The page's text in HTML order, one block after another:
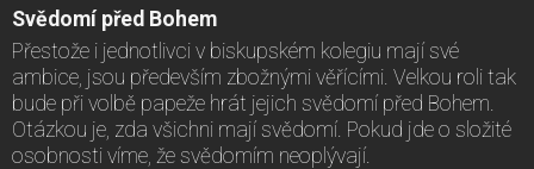
Svědomí před Bohem
Přestože i jednotlivci v biskupském kolegiu mají své
ambice, jsou především zbožnými věřícími. Velkou roli tak
bude při volbě papeže hrát jejich svědomí před Bohem.
Otázkou je, zda všichni mají svědomí. Pokud jde o složité
osobnosti víme, že svědomím neoplývají.